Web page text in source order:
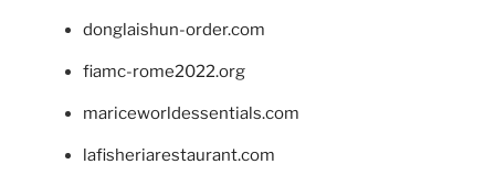
donglaishun-order.com
fiamc-rome2022.org
mariceworldessentials.com
lafisheriarestaurant.com